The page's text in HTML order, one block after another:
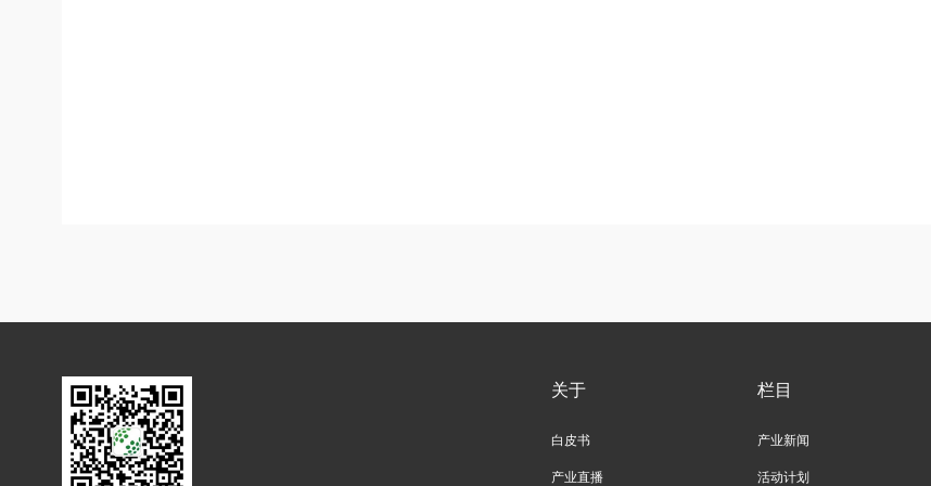
关于
白皮书
产业直播
栏目
产业新闻
活动计划